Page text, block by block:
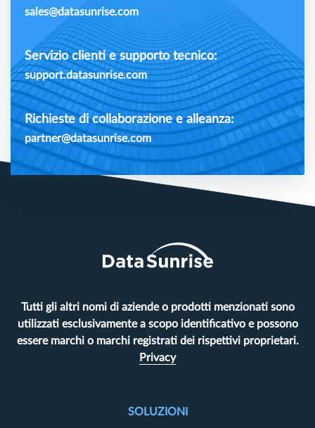
sales@datasunrise.com
Servizio clienti e supporto tecnico:
support.datasunrise.com
Richieste di collaborazione e alleanza:
partner@datasunrise.com
Tutti gli altri nomi di aziende o prodotti menzionati sono
utilizzati esclusivamente a scopo identificativo e possono
essere marchi o marchi registrati dei rispettivi proprietari.
Privacy
SOLUZIONI